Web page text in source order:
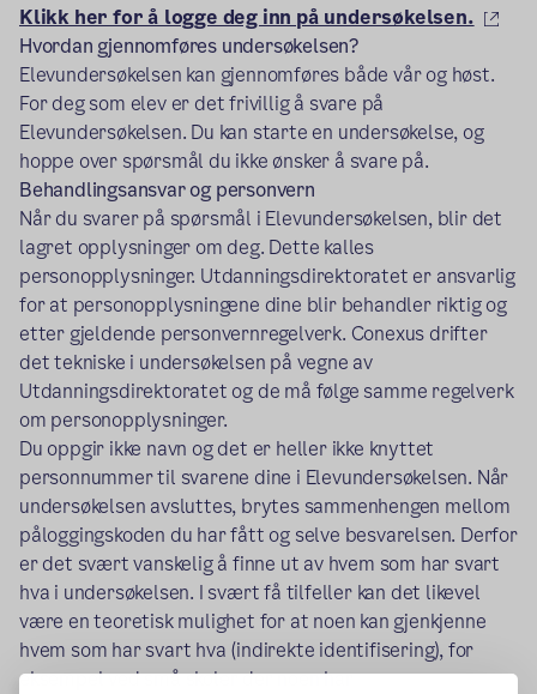
Klikk her for å logge deg inn på undersøkelsen.
Hvordan gjennomføres undersøkelsen?
Elevundersøkelsen kan gjennomføres både vår og høst.
For deg som elev er det frivillig å svare på
Elevundersøkelsen. Du kan starte en undersøkelse, og
hoppe over spørsmål du ikke ønsker å svare på.
Behandlingsansvar og personvern
Når du svarer på spørsmål i Elevundersøkelsen, blir det
lagret opplysninger om deg. Dette kalles
personopplysninger. Utdanningsdirektoratet er ansvarlig
for at personopplysningene dine blir behandler riktig og
etter gjeldende personvernregelverk. Conexus drifter
det tekniske i undersøkelsen på vegne av
Utdanningsdirektoratet og de må følge samme regelverk
om personopplysninger.
Du oppgir ikke navn og det er heller ikke knyttet
personnummer til svarene dine i Elevundersøkelsen. Når
undersøkelsen avsluttes, brytes sammenhengen mellom
påloggingskoden du har fått og selve besvarelsen. Derfor
er det svært vanskelig å finne ut av hvem som har svart
hva i undersøkelsen. I svært få tilfeller kan det likevel
være en teoretisk mulighet for at noen kan gjenkjenne
hvem som har svart hva (indirekte identifisering), for
eksempel ved små skoler der noen har